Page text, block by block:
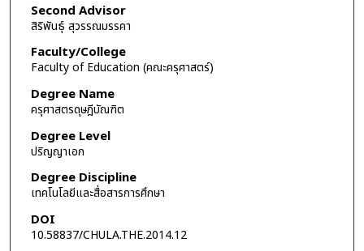
Second Advisor
สิริพันธุ์ สุวรรณมรรคา
Faculty/College
Faculty of Education (คณะครุศาสตร์)
Degree Name
ครุศาสตรดุษฎีบัณฑิต
Degree Level
ปริญญาเอก
Degree Discipline
เทคโนโลยีและสื่อสารการศึกษา
DOI
10.58837/CHULA.THE.2014.12